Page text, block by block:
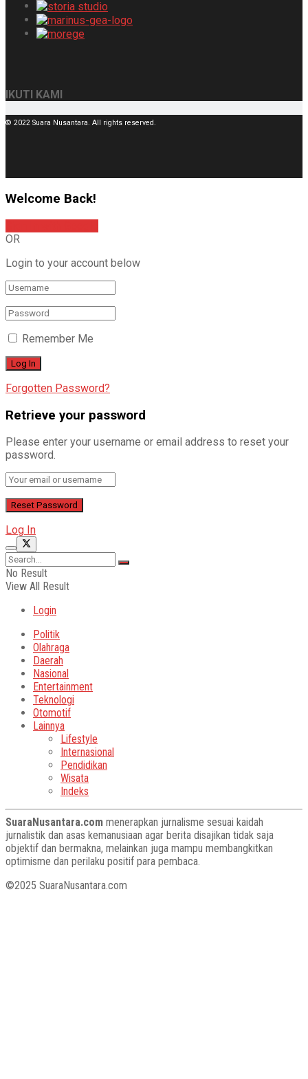
IKUTI KAMI
© 2022 Suara Nusantara. All rights reserved.
Welcome Back!
OR
Login to your account below
Remember Me
Forgotten Password?
Retrieve your password
Please enter your username or email address to reset your
password.
Log In
No Result
View All Result
Login
Politik
Olahraga
Daerah
Nasional
Entertainment
Teknologi
Otomotif
Lainnya
Lifestyle
Internasional
Pendidikan
Wisata
Indeks
SuaraNusantara.com menerapkan jurnalisme sesuai kaidah
jurnalistik dan asas kemanusiaan agar berita disajikan tidak saja
objektif dan bermakna, melainkan juga mampu membangkitkan
optimisme dan perilaku positif para pembaca.
©2025 SuaraNusantara.com